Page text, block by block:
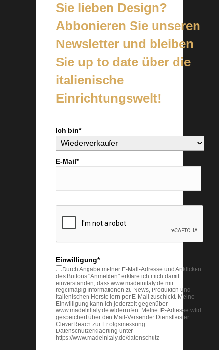
Sie lieben Design?
Abbonieren Sie unseren
Newsletter und bleiben
Sie up to date über die
italienische
Einrichtungswelt!
Ich bin*
E-Mail*
Einwilligung*
Durch Angabe meiner E-Mail-Adresse und Anklicken
des Buttons "Anmelden" erkläre ich mich damit
einverstanden, dass www.madeinitaly.de mir
regelmäβig Informationen zu News, Produkten und
Italienischen Herstellern per E-Mail zuschickt. Meine
Einwilligung kann ich jederzeit gegenüber
www.madeinitaly.de widerrufen. Meine IP-Adresse wird
gespeichert über den Mail-Versender Dienstleister
CleverReach zur Erfolgsmessung.
Datenschutzerklaerung unter
https://www.madeinitaly.de/datenschutz